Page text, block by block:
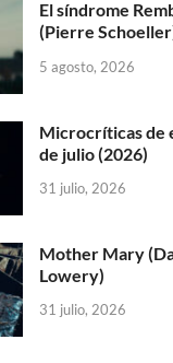
El síndrome
(Pierre
5 agosto, 2026
Microcríticas de
de julio (2026)
31 julio, 2026
Mother Mary
Lowery)
31 julio, 2026